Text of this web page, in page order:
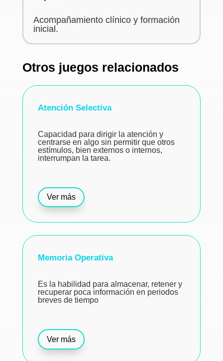
Acompañamiento clínico y formación
inicial.
Otros juegos relacionados
Atención Selectiva
Capacidad para dirigir la atención y
centrarse en algo sin permitir que otros
estímulos, bien externos o internos,
interrumpan la tarea.
Ver más
Memoria Operativa
Es la habilidad para almacenar, retener y
recuperar poca información en periodos
breves de tiempo
Ver más